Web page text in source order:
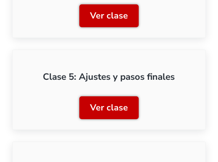
Ver claseClase 4: Soldadura de
Clase 5: Ajustes y pasos finales
Ver claseClase 5: Ajustes y pasos